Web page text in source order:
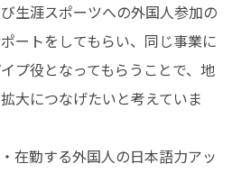
生涯スポーツへの外国人参加の
ートをしてもらい、同じ事業に
プ役となってもらうことで、地
大につなげたいと考えていま
在勤する外国人の日本語力アッ